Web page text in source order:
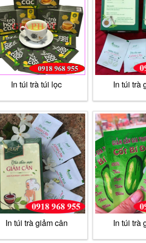
In túi trà túi lọc In túi trà
In túi trà giảm cân In túi trà